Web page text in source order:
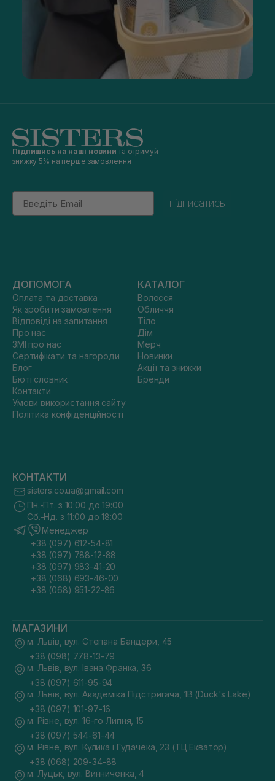
Підпишись на наші новини та отримуй
знижку 5% на перше замовлення
Email
підписатись
ДОПОМОГА
Оплата та доставка
Як зробити замовлення
Відповіді на запитання
Про нас
ЗМІ про нас
Сертифікати та нагороди
Блог
Бюті словник
Контакти
Умови використання сайту
Політика конфіденційності
КАТАЛОГ
Волосся
Обличчя
Тіло
Дім
Мерч
Новинки
Акції та знижки
Бренди
КОНТАКТИ
sisters.co.ua@gmail.com
Пн.-Пт. з 10:00 до 19:00
Сб.-Нд. з 11:00 до 18:00
Менеджер
+38 (097) 612-54-81
+38 (097) 788-12-88
+38 (097) 983-41-20
+38 (068) 693-46-00
+38 (068) 951-22-86
МАГАЗИНИ
м. Львів, вул. Степана Бандери, 45
+38 (098) 778-13-79
м. Львів, вул. Івана Франка, 36
+38 (097) 611-95-94
м. Львів, вул. Академіка Підстригача, 1В (Duck's Lake)
+38 (097) 101-97-16
м. Рівне, вул. 16-го Липня, 15
+38 (097) 544-61-44
м. Рівне, вул. Кулика і Гудачека, 23 (ТЦ Екватор)
+38 (068) 209-34-88
м. Луцьк, вул. Винниченка, 4